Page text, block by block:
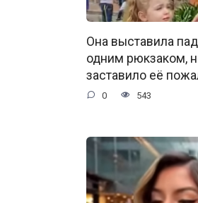
Она выставила
одним рюкзаком,
заставило её
0 543